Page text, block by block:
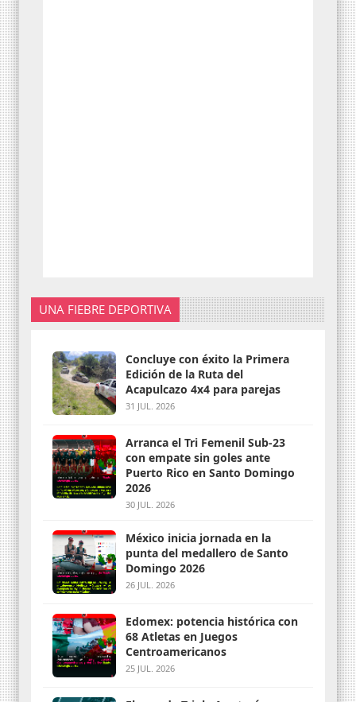
UNA FIEBRE DEPORTIVA
Concluye con éxito la Primera
Edición de la Ruta del
Acapulcazo 4x4 para parejas
31 JUL. 2026
Arranca el Tri Femenil Sub-23
con empate sin goles ante
Puerto Rico en Santo Domingo
2026
30 JUL. 2026
México inicia jornada en la
punta del medallero de Santo
Domingo 2026
26 JUL. 2026
Edomex: potencia histórica con
68 Atletas en Juegos
Centroamericanos
25 JUL. 2026